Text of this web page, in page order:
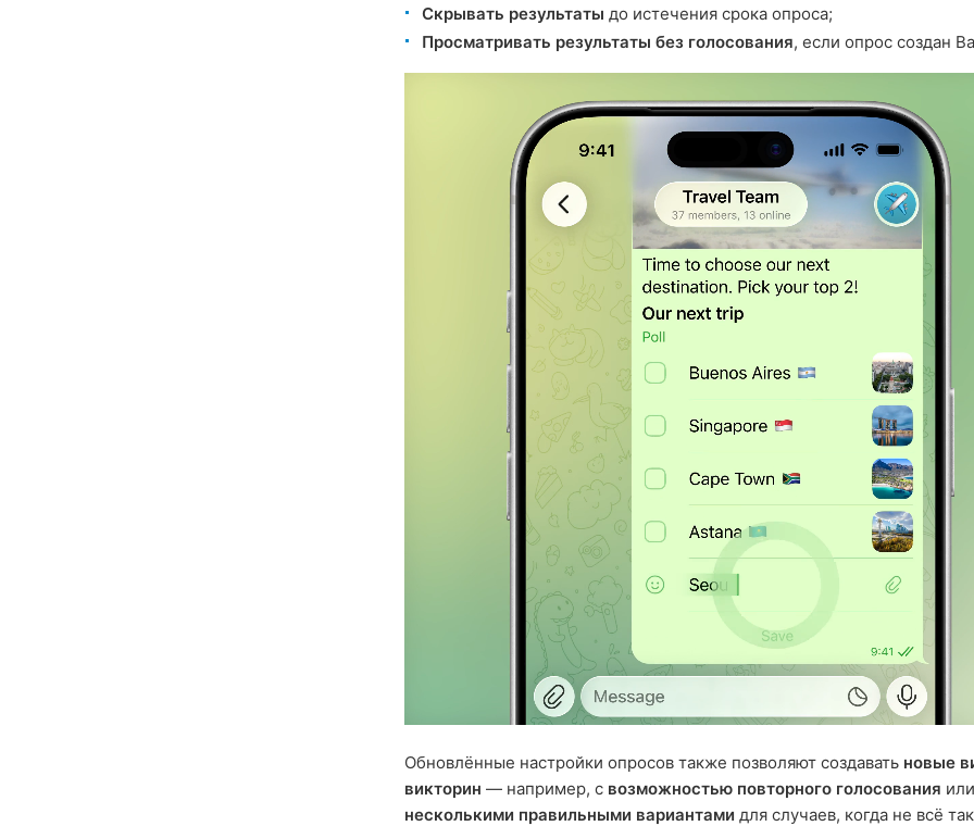
Скрывать результаты до истечения срока опроса;
Просматривать результаты без голосования, если опрос создан
Обновлённые настройки опросов также позволяют создавать новые
викторин — например, с возможностью повторного голосования
несколькими правильными вариантами для случаев, когда не всё так